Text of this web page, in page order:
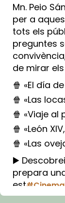
Mn. Peio
per a
tots els
preguntes
de mirar
🍿 «El día
🍿 «Las
🍿 «Viaje al
🍿 «León
🍿 «Las
▶️
prepara
est